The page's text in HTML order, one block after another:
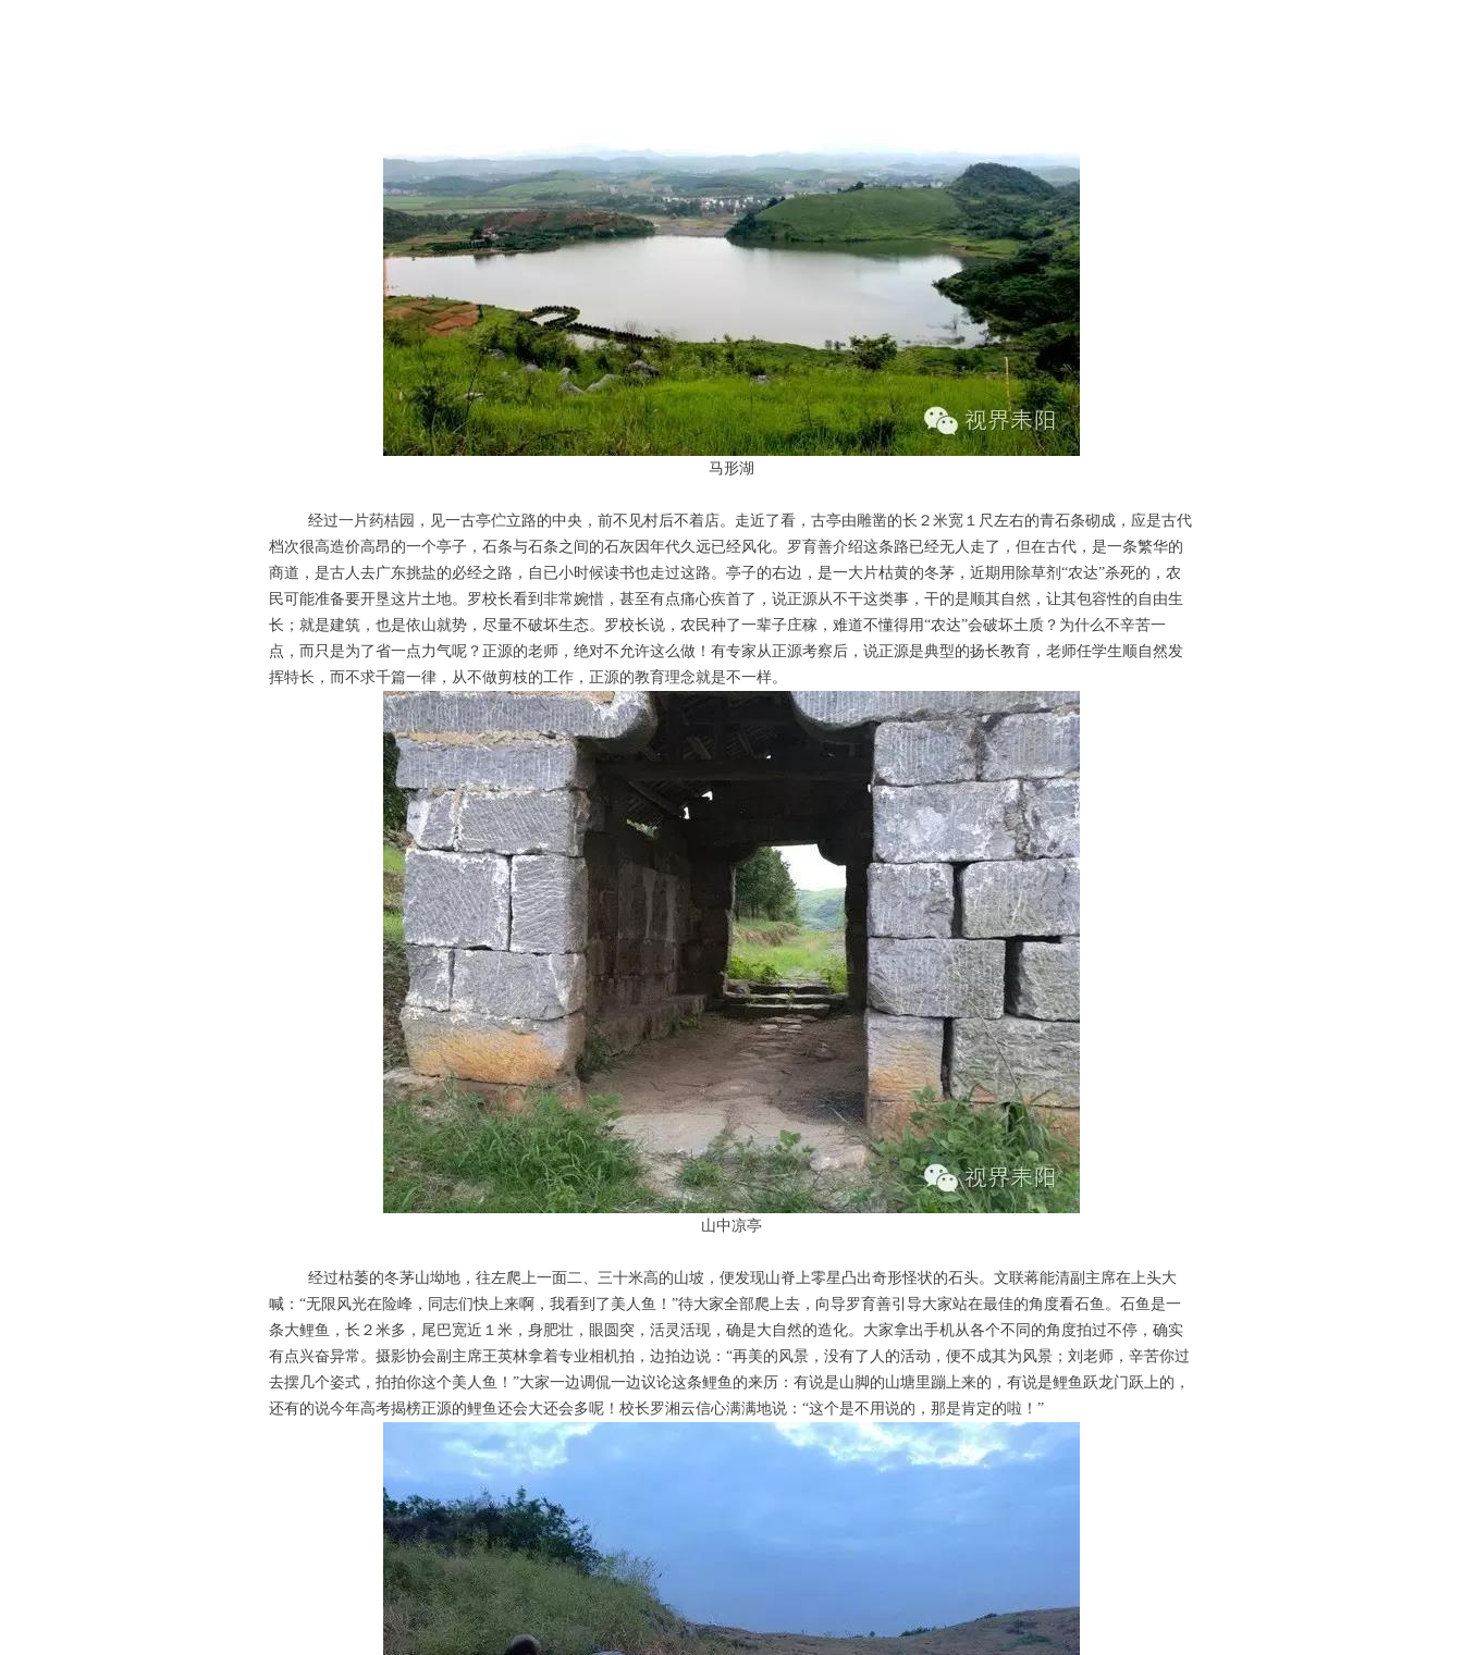
马形湖
经过一片药桔园，见一古亭伫立路的中央，前不见村后不着店。走近了看，古亭由雕凿的长２米宽１尺左右的青石条砌成，应是古代
档次很高造价高昂的一个亭子，石条与石条之间的石灰因年代久远已经风化。罗育善介绍这条路已经无人走了，但在古代，是一条繁华的
商道，是古人去广东挑盐的必经之路，自已小时候读书也走过这路。亭子的右边，是一大片枯黄的冬茅，近期用除草剂“农达”杀死的，农
民可能准备要开垦这片土地。罗校长看到非常婉惜，甚至有点痛心疾首了，说正源从不干这类事，干的是顺其自然，让其包容性的自由生
长；就是建筑，也是依山就势，尽量不破坏生态。罗校长说，农民种了一辈子庄稼，难道不懂得用“农达”会破坏土质？为什么不辛苦一
点，而只是为了省一点力气呢？正源的老师，绝对不允许这么做！有专家从正源考察后，说正源是典型的扬长教育，老师任学生顺自然发
挥特长，而不求千篇一律，从不做剪枝的工作，正源的教育理念就是不一样。
山中凉亭
经过枯萎的冬茅山坳地，往左爬上一面二、三十米高的山坡，便发现山脊上零星凸出奇形怪状的石头。文联蒋能清副主席在上头大
喊：“无限风光在险峰，同志们快上来啊，我看到了美人鱼！”待大家全部爬上去，向导罗育善引导大家站在最佳的角度看石鱼。石鱼是一
条大鲤鱼，长２米多，尾巴宽近１米，身肥壮，眼圆突，活灵活现，确是大自然的造化。大家拿出手机从各个不同的角度拍过不停，确实
有点兴奋异常。摄影协会副主席王英林拿着专业相机拍，边拍边说：“再美的风景，没有了人的活动，便不成其为风景；刘老师，辛苦你过
去摆几个姿式，拍拍你这个美人鱼！”大家一边调侃一边议论这条鲤鱼的来历：有说是山脚的山塘里蹦上来的，有说是鲤鱼跃龙门跃上的，
还有的说今年高考揭榜正源的鲤鱼还会大还会多呢！校长罗湘云信心满满地说：“这个是不用说的，那是肯定的啦！”